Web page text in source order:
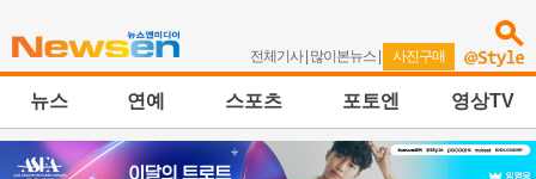
전체기사| 많이본뉴스 | 사진구매
뉴스 연예 스포츠 포토엔 영상TV